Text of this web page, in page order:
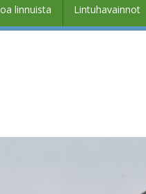
linnuista Lintuhavainnot